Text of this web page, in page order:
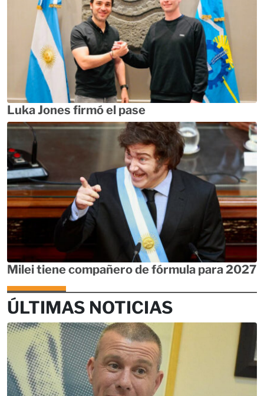
Luka Jones firmó el pase
Milei tiene compañero de fórmula para 2027
ÚLTIMAS NOTICIAS